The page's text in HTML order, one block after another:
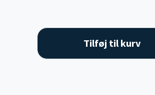
Tilføj til kurv